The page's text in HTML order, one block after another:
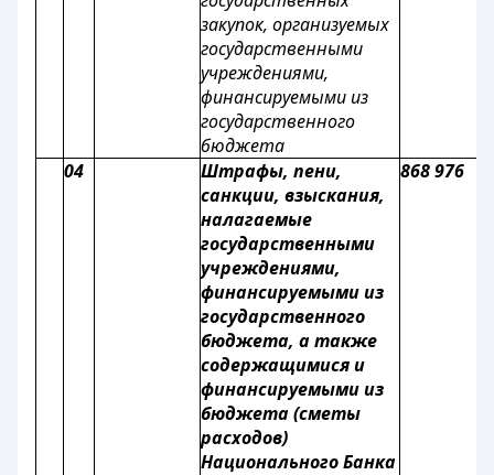
закупок, организуемых
государственными
учреждениями,
финансируемыми из
государственного
бюджета
04
Штрафы, пени,
санкции, взыскания,
налагаемые
государственными
учреждениями,
финансируемыми из
государственного
бюджета, а также
содержащимися и
финансируемыми из
бюджета (сметы
расходов)
Национального Банка
868 976